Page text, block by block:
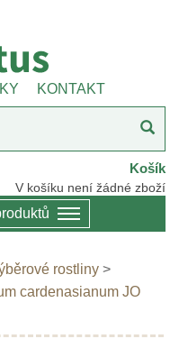
KONTAKT
Košík
V košíku není žádné zboží
rostliny >
cardenasianum JO